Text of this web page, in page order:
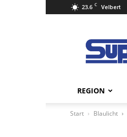
23.6 C Velbert
REGION
Start Blaulicht